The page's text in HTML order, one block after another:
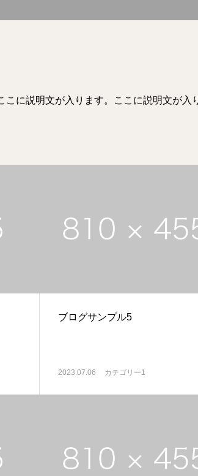
に説明文が入ります。ここに説明文が入
ブログサンプル5
2023.07.06 カテゴリー1